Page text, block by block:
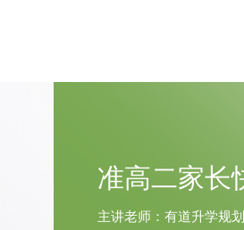
准高二家长
主讲老师：有道升学规